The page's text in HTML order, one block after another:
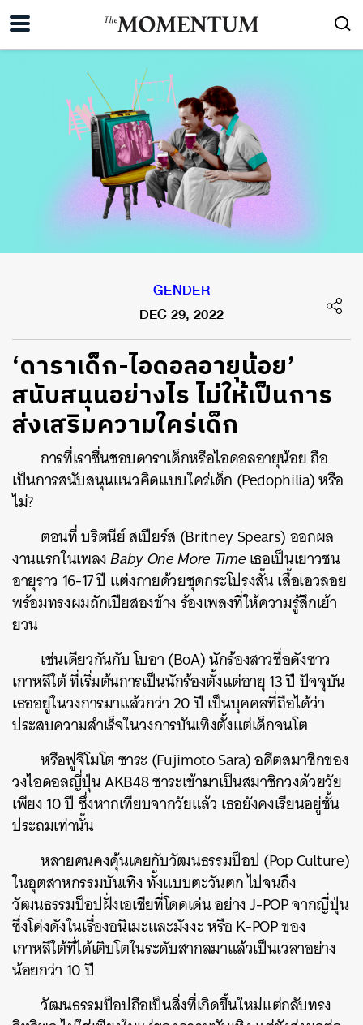
GENDER
DEC 29, 2022
‘ดาราเด็ก-ไอดอลอายุน้อย’
สนับสนุนอย่างไร ไม่ให้เป็นการ
ส่งเสริมความใคร่เด็ก
การที่เราชื่นชอบดาราเด็กหรือไอดอลอายุน้อย ถือ
เป็นการสนับสนุนแนวคิดแบบใคร่เด็ก (Pedophilia) หรือ
ไม่?
ตอนที่ บริตนีย์ สเปียร์ส (Britney Spears) ออกผล
งานแรกในเพลงBaby One More Timeเธอเป็นเยาวชน
อายุราว 16-17 ปี แต่งกายด้วยชุดกระโปรงสั้น เสื้อเอวลอย
พร้อมทรงผมถักเปียสองข้าง ร้องเพลงที่ให้ความรู้สึกเย้า
ยวน
เช่นเดียวกันกับ โบอา (BoA) นักร้องสาวชื่อดังชาว
เกาหลีใต้ ที่เริ่มต้นการเป็นนักร้องตั้งแต่อายุ 13 ปี ปัจจุบัน
เธออยู่ในวงการมาแล้วกว่า 20 ปี เป็นบุคคลที่ถือได้ว่า
ประสบความสำเร็จในวงการบันเทิงตั้งแต่เด็กจนโต
หรือฟูจิโมโต ซาระ (Fujimoto Sara) อดีตสมาชิกของ
วงไอดอลญี่ปุ่น AKB48 ซาระเข้ามาเป็นสมาชิกวงด้วยวัย
เพียง 10 ปี ซึ่งหากเทียบจากวัยแล้ว เธอยังคงเรียนอยู่ชั้น
ประถมเท่านั้น
หลายคนคงคุ้นเคยกับวัฒนธรรมป็อป (Pop Culture)
ในอุตสาหกรรมบันเทิง ทั้งแบบตะวันตก ไปจนถึง
วัฒนธรรมป็อปฝั่งเอเชียที่โดดเด่น อย่าง J-POP จากญี่ปุ่น
ซึ่งโด่งดังในเรื่องอนิเมะและมังงะ หรือ K-POP ของ
เกาหลีใต้ที่ได้เติบโตในระดับสากลมาแล้วเป็นเวลาอย่าง
น้อยกว่า 10 ปี
วัฒนธรรมป็อปถือเป็นสิ่งที่เกิดขึ้นใหม่แต่กลับทรง